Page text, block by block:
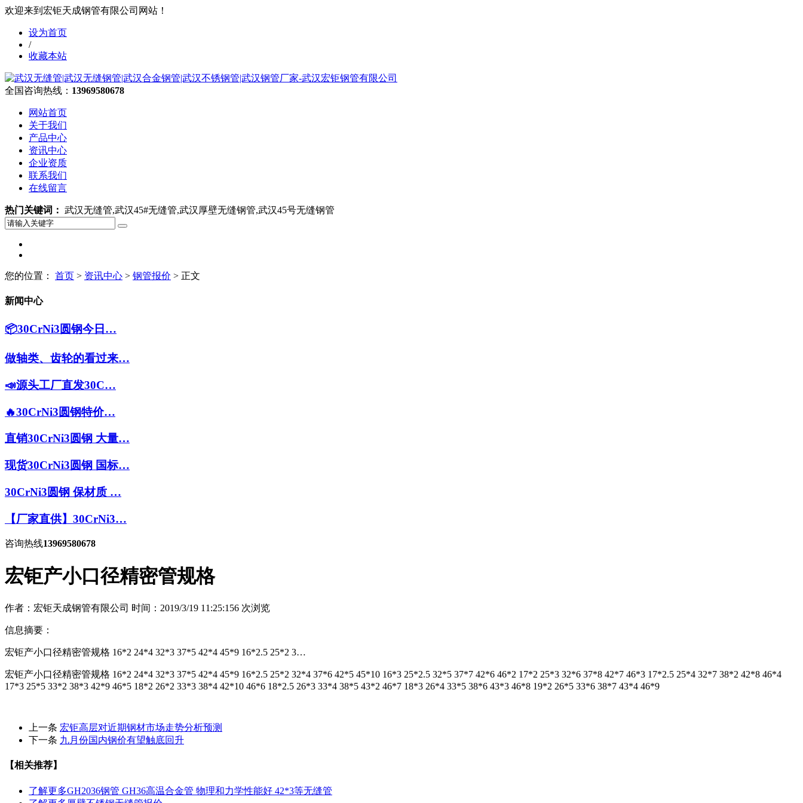
欢迎来到宏钜天成钢管有限公司网站！
设为首页
/
收藏本站
全国咨询热线： 13969580678
网站首页
关于我们
产品中心
资讯中心
企业资质
联系我们
在线留言
热门关键词： 武汉无缝管,武汉45#无缝管,武汉厚壁无缝钢管,武汉45号无缝钢管
您的位置： 首页 > 资讯中心 > 钢管报价 > 正文
新闻中心
📦30CrNi3圆钢今日…
做轴类、齿轮的看过来…
📣源头工厂直发30C…
🔥30CrNi3圆钢特价…
直销30CrNi3圆钢 大量…
现货30CrNi3圆钢 国标…
30CrNi3圆钢 保材质 …
【厂家直供】30CrNi3…
咨询热线13969580678
宏钜产小口径精密管规格
作者：宏钜天成钢管有限公司 时间：2019/3/19 11:25:156 次浏览
信息摘要：
宏钜产小口径精密管规格 16*2 24*4 32*3 37*5 42*4 45*9 16*2.5 25*2 3…
宏钜产小口径精密管规格 16*2 24*4 32*3 37*5 42*4 45*9 16*2.5 25*2 32*4 37*6 42*5 45*10 16*3 25*2.5 32*5 37*7 42*6 46*2 17*2 25*3 32*6 37*8 42*7 46*3 17*2.5 25*4 32*7 38*2 42*8 46*4
17*3 25*5 33*2 38*3 42*9 46*5 18*2 26*2 33*3 38*4 42*10 46*6 18*2.5 26*3 33*4 38*5 43*2 46*7 18*3 26*4 33*5 38*6 43*3 46*8 19*2 26*5 33*6 38*7 43*4 46*9
上一条 宏钜高层对近期钢材市场走势分析预测
下一条 九月份国内钢价有望触底回升
【相关推荐】
了解更多GH2036钢管 GH36高温合金管 物理和力学性能好 42*3等无缝管